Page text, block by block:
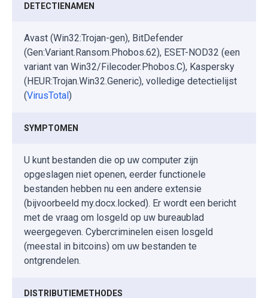
DETECTIENAMEN
Avast (Win32:Trojan-gen), BitDefender
(Gen:Variant.Ransom.Phobos.62), ESET-NOD32 (een
variant van Win32/Filecoder.Phobos.C), Kaspersky
(HEUR:Trojan.Win32.Generic), volledige detectielijst
(VirusTotal)
SYMPTOMEN
U kunt bestanden die op uw computer zijn
opgeslagen niet openen, eerder functionele
bestanden hebben nu een andere extensie
(bijvoorbeeld my.docx.locked). Er wordt een bericht
met de vraag om losgeld op uw bureaublad
weergegeven. Cybercriminelen eisen losgeld
(meestal in bitcoins) om uw bestanden te
ontgrendelen.
DISTRIBUTIEMETHODES